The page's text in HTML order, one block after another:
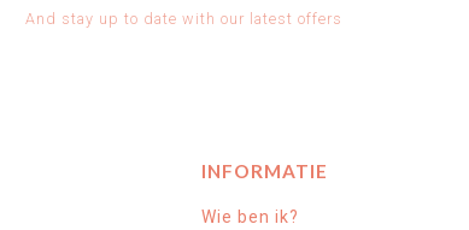
And stay up to date with our latest offers
INFORMATIE
Wie ben ik?